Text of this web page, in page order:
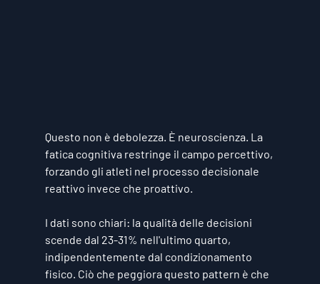
Questo non è debolezza. È neuroscienza. La
fatica cognitiva restringe il campo percettivo,
forzando gli atleti nel processo decisionale
reattivo invece che proattivo.
I dati sono chiari: la qualità delle decisioni
scende dal 23-31% nell'ultimo quarto,
indipendentemente dal condizionamento
fisico. Ciò che peggiora questo pattern è che